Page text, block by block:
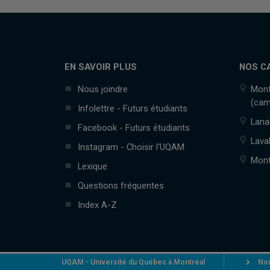
EN SAVOIR PLUS
Nous joindre
Infolettre - Futurs étudiants
Facebook - Futurs étudiants
Instagram - Choisir l'UQAM
Lexique
Questions fréquentes
Index A-Z
NOS
Laval
UQAM - Université du Québec à Montréal